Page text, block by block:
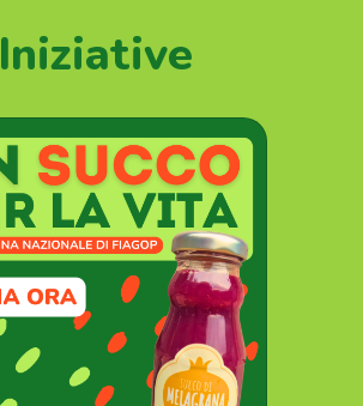
Iniziative